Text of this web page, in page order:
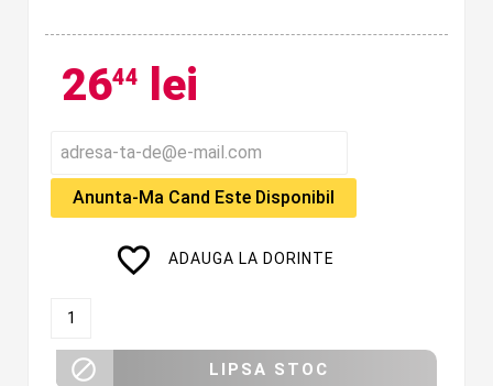
2644 lei
Anunta-Ma Cand Este Disponibil
favorite_border ADAUGA LA DORINTE
 LIPSA STOC